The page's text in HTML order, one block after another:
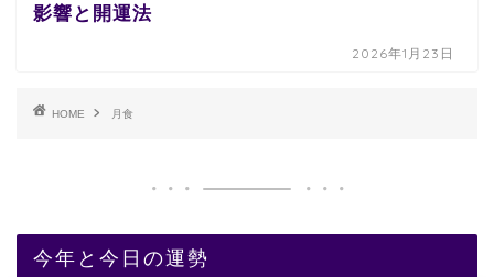
影響と開運法
2026年1月23日
HOME 月食
今年と今日の運勢